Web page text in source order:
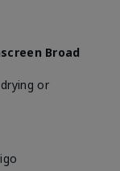
Broad
or